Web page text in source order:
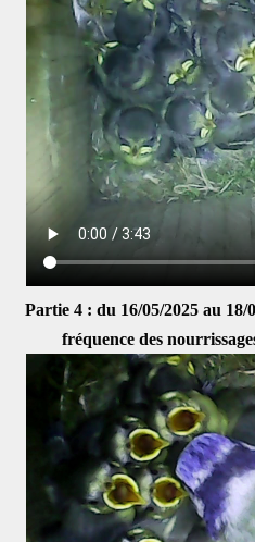
Partie 4 : du 16/05/2025 au
fréquence des